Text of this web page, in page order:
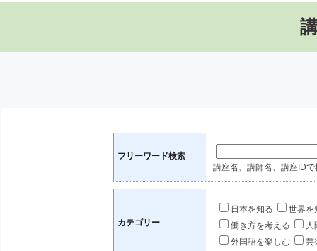
フリーワード検索
講座名、講師名、講座IDで
カテゴリー
日本を知る
世界を
働き方を考える
人
外国語を楽しむ
芸